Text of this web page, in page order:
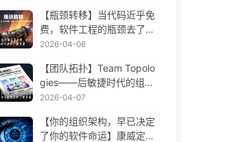
【瓶颈转移】当代码近乎免
费，软件工程的瓶颈去了哪
里 AI 时代软件工程变革——
2026-04-08
【团队拓扑】Team Topolo
gies——后敏捷时代的组织
设计方法论 AI 时代软件工程
2026-04-07
【你的组织架构，早已决定
了你的软件命运】康威定律